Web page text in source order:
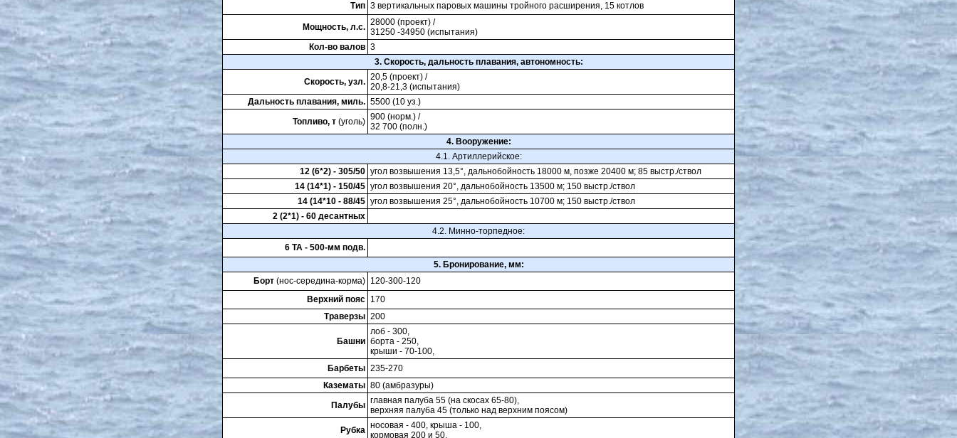
Тип 3 вертикальных паровых машины тройного расширения, 15 котлов
Мощность, л.с. 28000 (проект) /
31250 -34950 (испытания)
Кол-во валов 3
3. Скорость, дальность плавания, автономность:
Скорость, узл. 20,5 (проект) /
20,8-21,3 (испытания)
Дальность плавания, миль. 5500 (10 уз.)
Топливо, т (уголь) 900 (норм.) /
32 700 (полн.)
4. Вооружение:
4.1. Артиллерийское:
12 (6*2) - 305/50 угол возвышения 13,5°, дальнобойность 18000 м, позже 20400 м; 85 выстр./ствол
14 (14*1) - 150/45 угол возвышения 20°, дальнобойность 13500 м; 150 выстр./ствол
14 (14*10 - 88/45 угол возвышения 25°, дальнобойность 10700 м; 150 выстр./ствол
2 (2*1) - 60 десантных
4.2. Минно-торпедное:
6 ТА - 500-мм подв.
5. Бронирование, мм:
Борт (нос-середина-корма) 120-300-120
Верхний пояс 170
Траверзы 200
Башни
лоб - 300,
борта - 250,
кpыши - 70-100,
Барбеты 235-270
Казематы 80 (амбразуры)
Палубы главная палуба 55 (на скосах 65-80),
верхняя палуба 45 (только над верхним поясом)
Рубка носовая - 400, кpыша - 100,
коpмовая 200 и 50.